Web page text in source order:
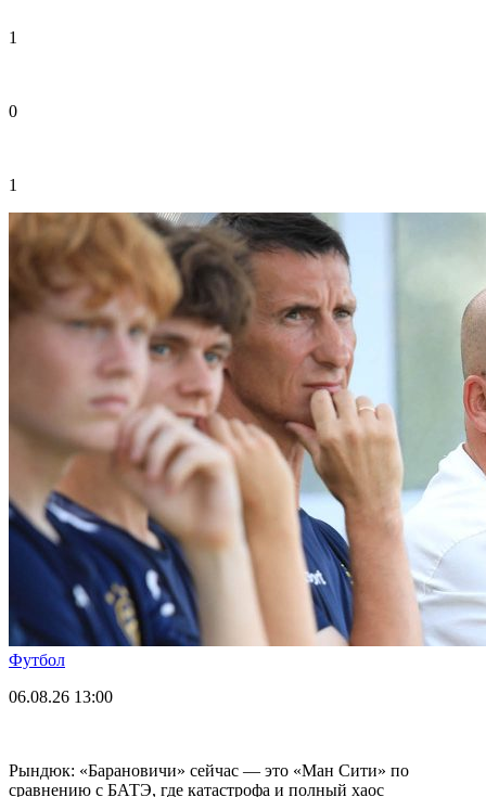
1
0
1
Футбол
06.08.26 13:00
Рындюк: «Барановичи» сейчас — это «Ман Сити» по
сравнению с БАТЭ, где катастрофа и полный хаос